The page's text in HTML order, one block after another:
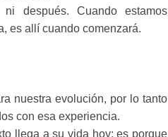
después. Cuando estamos
es allí cuando comenzará.
nuestra evolución, por lo tanto
con esa experiencia.
llega a su vida hoy; es porque